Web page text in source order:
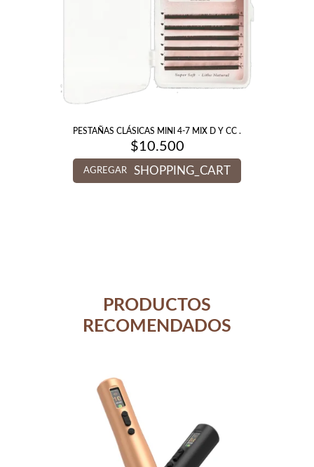
PESTAÑAS CLÁSICAS MINI 4-7 MIX D Y CC .
$10.500
AGREGAR SHOPPING_CART
PRODUCTOS
RECOMENDADOS